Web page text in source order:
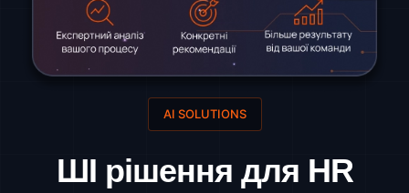
AI SOLUTIONS
ШІ рішення для HR